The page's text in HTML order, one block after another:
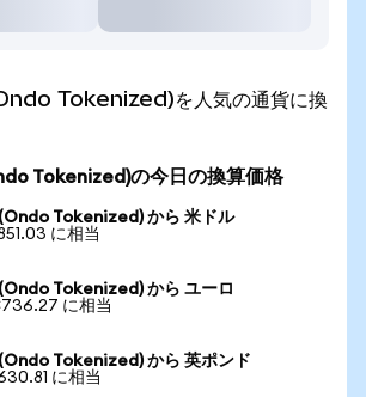
Tokenized)を人気の通貨に換
Tokenized)の今日の換算価格
Tokenized) から 米ドル
に相当
Tokenized) から ユーロ
に相当
Tokenized) から 英ポンド
に相当